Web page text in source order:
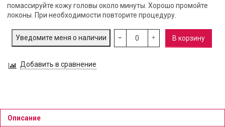
помассируйте кожу головы около минуты. Хорошо промойте
локоны. При необходимости повторите процедуру.
Уведомите меня о наличии В корзину
Добавить в сравнение
Описание